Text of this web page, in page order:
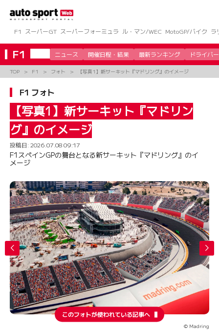
ツ
へ
ス
キ
ッ
F1 スーパーGT スーパーフォーミュラ ル・マン/WEC MotoGP/バイク ラ
F1 ニュース 開催日程・結果 最新ランキング ドライバー
TOP F1 フォト 【写真1】新サーキット『マドリング』のイメージ
F1 フォト
【写真1】新サーキット『マドリン
グ』のイメージ
投稿日: 2026.07.08 09:17
F1スペインGPの舞台となる新サーキット『マドリング』のイ
メージ
このフォトが使われている記事へ
© Madring